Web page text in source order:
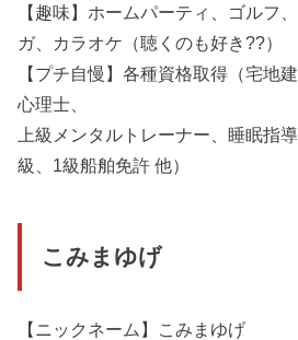
【趣味】ホームパーティ、ゴルフ
ガ、カラオケ（聴くのも好き??）
【プチ自慢】各種資格取得（宅地
心理士、
上級メンタルトレーナー、睡眠指
級、1級船舶免許 他）
こみまゆげ
【ニックネーム】こみまゆげ